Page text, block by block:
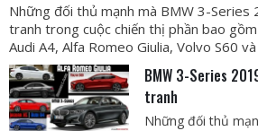
Những đối thủ mạnh mà BMW 3-Series
tranh trong cuộc chiến thị phần bao
Audi A4, Alfa Romeo Giulia, Volvo S60 và
BMW 3-Series
tranh
Những đối thủ